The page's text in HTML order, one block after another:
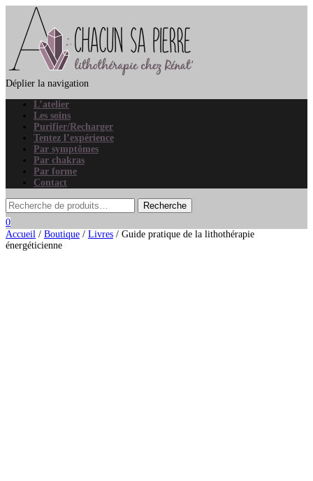
Déplier la navigation
L’atelier
Les soins
Purifier/Recharger
Tentez l’expérience
Par symptômes
Par chakras
Par forme
Contact
0
Accueil / Boutique / Livres / Guide pratique de la lithothérapie
énergéticienne